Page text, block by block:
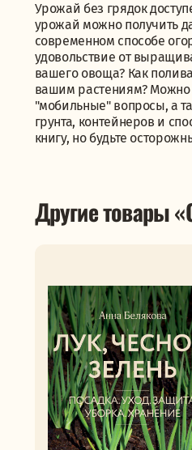
Урожай без грядок
урожай можно получить
современном способе
удовольствие от
вашего овоща? Как
вашим растениям? Можно
"мобильные" вопросы, а
грунта, контейнеров и
книгу, но будьте
Другие товары